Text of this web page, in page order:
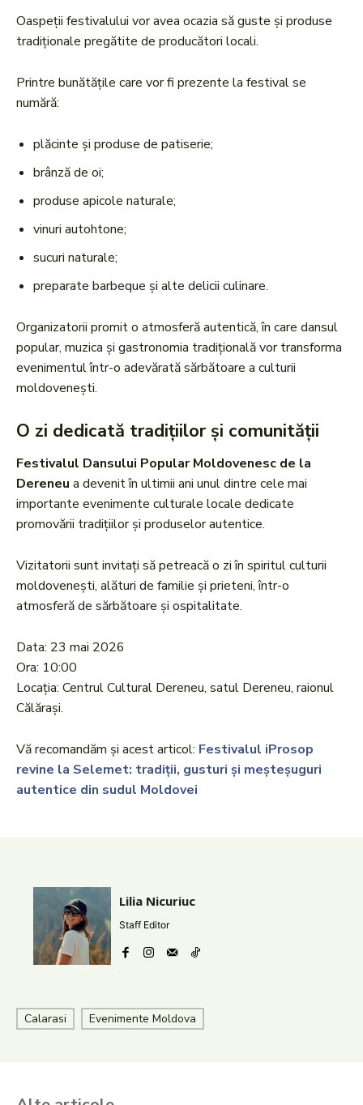
Oaspeții festivalului vor avea ocazia să guste și produse
tradiționale pregătite de producători locali.
Printre bunătățile care vor fi prezente la festival se
numără:
plăcinte și produse de patiserie;
brânză de oi;
produse apicole naturale;
vinuri autohtone;
sucuri naturale;
preparate barbeque și alte delicii culinare.
Organizatorii promit o atmosferă autentică, în care dansul
popular, muzica și gastronomia tradițională vor transforma
evenimentul într-o adevărată sărbătoare a culturii
moldovenești.
O zi dedicată tradițiilor și comunității
Festivalul Dansului Popular Moldovenesc de la
Dereneu a devenit în ultimii ani unul dintre cele mai
importante evenimente culturale locale dedicate
promovării tradițiilor și produselor autentice.
Vizitatorii sunt invitați să petreacă o zi în spiritul culturii
moldovenești, alături de familie și prieteni, într-o
atmosferă de sărbătoare și ospitalitate.
Data: 23 mai 2026
Ora: 10:00
Locația: Centrul Cultural Dereneu, satul Dereneu, raionul
Călărași.
Vă recomandăm și acest articol: Festivalul iProsop
revine la Selemet: tradiții, gusturi și meșteșuguri
autentice din sudul Moldovei
Lilia Nicuriuc
Staff Editor
Calarasi Evenimente Moldova